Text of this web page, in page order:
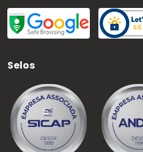
Selos